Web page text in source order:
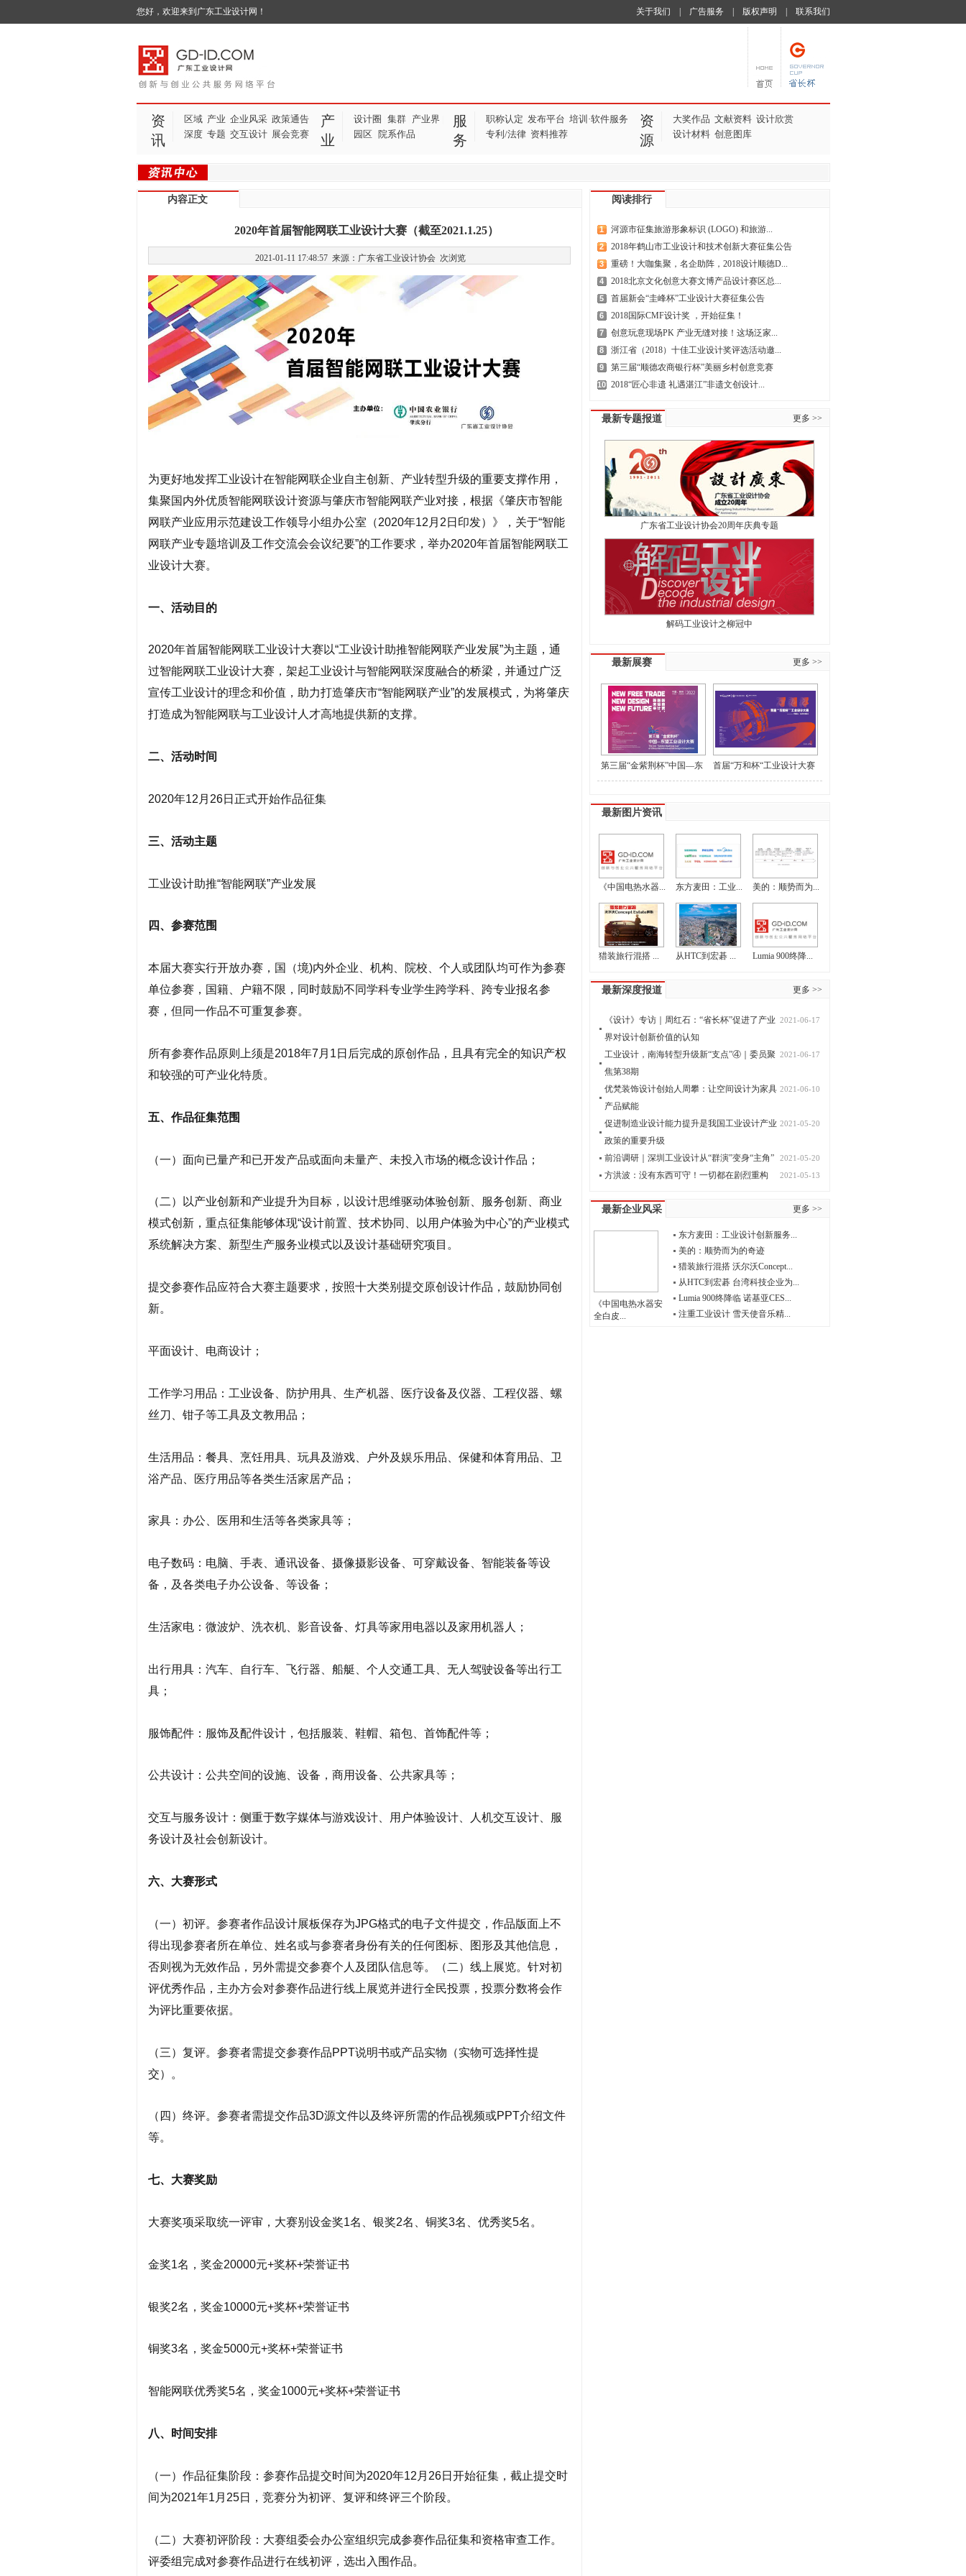
关于我们 广告服务 版权声明 联系我们
您好，欢迎来到广东工业设计网！
资
讯
区域 产业 企业风采 政策通告
深度 专题 交互设计 展会竞赛
产
业
设计圈 集群| 产业界
园区 院系作品
服
务
职称认定 发布平台 培训·软件服务
专利/法律 资料推荐
资
源
大奖作品 文献资料 设计欣赏
设计材料 创意图库
内容正文
2020年首届智能网联工业设计大赛（截至2021.1.25）
2021-01-11 17:48:57 来源：广东省工业设计协会 次浏览
为更好地发挥工业设计在智能网联企业自主创新、产业转型升级的重要支撑作用，
集聚国内外优质智能网联设计资源与肇庆市智能网联产业对接，根据《肇庆市智能
网联产业应用示范建设工作领导小组办公室（2020年12月2日印发）》，关于“智能
网联产业专题培训及工作交流会会议纪要”的工作要求，举办2020年首届智能网联工
业设计大赛。
一、活动目的
2020年首届智能网联工业设计大赛以“工业设计助推智能网联产业发展”为主题，通
过智能网联工业设计大赛，架起工业设计与智能网联深度融合的桥梁，并通过广泛
宣传工业设计的理念和价值，助力打造肇庆市“智能网联产业”的发展模式，为将肇庆
打造成为智能网联与工业设计人才高地提供新的支撑。
二、活动时间
2020年12月26日正式开始作品征集
三、活动主题
工业设计助推“智能网联”产业发展
四、参赛范围
本届大赛实行开放办赛，国（境)内外企业、机构、院校、个人或团队均可作为参赛
单位参赛，国籍、户籍不限，同时鼓励不同学科专业学生跨学科、跨专业报名参
赛，但同一作品不可重复参赛。
所有参赛作品原则上须是2018年7月1日后完成的原创作品，且具有完全的知识产权
和较强的可产业化特质。
五、作品征集范围
（一）面向已量产和已开发产品或面向未量产、未投入市场的概念设计作品；
（二）以产业创新和产业提升为目标，以设计思维驱动体验创新、服务创新、商业
模式创新，重点征集能够体现“设计前置、技术协同、以用户体验为中心”的产业模式
系统解决方案、新型生产服务业模式以及设计基础研究项目。
提交参赛作品应符合大赛主题要求，按照十大类别提交原创设计作品，鼓励协同创
新。
平面设计、电商设计；
工作学习用品：工业设备、防护用具、生产机器、医疗设备及仪器、工程仪器、螺
丝刀、钳子等工具及文教用品；
生活用品：餐具、烹饪用具、玩具及游戏、户外及娱乐用品、保健和体育用品、卫
浴产品、医疗用品等各类生活家居产品；
家具：办公、医用和生活等各类家具等；
电子数码：电脑、手表、通讯设备、摄像摄影设备、可穿戴设备、智能装备等设
备，及各类电子办公设备、等设备；
生活家电：微波炉、洗衣机、影音设备、灯具等家用电器以及家用机器人；
出行用具：汽车、自行车、飞行器、船艇、个人交通工具、无人驾驶设备等出行工
具；
服饰配件：服饰及配件设计，包括服装、鞋帽、箱包、首饰配件等；
公共设计：公共空间的设施、设备，商用设备、公共家具等；
交互与服务设计：侧重于数字媒体与游戏设计、用户体验设计、人机交互设计、服
务设计及社会创新设计。
六、大赛形式
（一）初评。参赛者作品设计展板保存为JPG格式的电子文件提交，作品版面上不
得出现参赛者所在单位、姓名或与参赛者身份有关的任何图标、图形及其他信息，
否则视为无效作品，另外需提交参赛个人及团队信息等。（二）线上展览。针对初
评优秀作品，主办方会对参赛作品进行线上展览并进行全民投票，投票分数将会作
为评比重要依据。
（三）复评。参赛者需提交参赛作品PPT说明书或产品实物（实物可选择性提
交）。
（四）终评。参赛者需提交作品3D源文件以及终评所需的作品视频或PPT介绍文件
等。
七、大赛奖励
大赛奖项采取统一评审，大赛别设金奖1名、银奖2名、铜奖3名、优秀奖5名。
金奖1名，奖金20000元+奖杯+荣誉证书
银奖2名，奖金10000元+奖杯+荣誉证书
铜奖3名，奖金5000元+奖杯+荣誉证书
智能网联优秀奖5名，奖金1000元+奖杯+荣誉证书
八、时间安排
（一）作品征集阶段：参赛作品提交时间为2020年12月26日开始征集，截止提交时
间为2021年1月25日 ，竞赛分为初评、复评和终评三个阶段。
（二）大赛初评阶段：大赛组委会办公室组织完成参赛作品征集和资格审查工作。
评委组完成对参赛作品进行在线初评，选出入围作品。
阅读排行
1 河源市征集旅游形象标识 (LOGO) 和旅游...
2 2018年鹤山市工业设计和技术创新大赛征集公告
3 重磅！大咖集聚，名企助阵，2018设计顺德D...
4 2018北京文化创意大赛文博产品设计赛区总...
5 首届新会“圭峰杯”工业设计大赛征集公告
6 2018国际CMF设计奖 ，开始征集！
7 创意玩意现场PK 产业无缝对接！这场泛家...
8 浙江省（2018）十佳工业设计奖评选活动邀...
9 第三届“顺德农商银行杯”美丽乡村创意竞赛
10 2018“匠心非遗 礼遇湛江”非遗文创设计...
更多 >>
最新专题报道
广东省工业设计协会20周年庆典专题
解码工业设计之柳冠中
更多 >>
最新展赛
第三届“金紫荆杯”中国—东
首届“万和杯“工业设计大赛
最新图片资讯
《中国电热水器... 东方麦田：工业... 美的：顺势而为...
猎装旅行混搭 ... 从HTC到宏碁 ... Lumia 900终降...
更多 >>
最新深度报道
2021-06-17
《设计》专访｜周红石：“省长杯”促进了产业
界对设计创新价值的认知
2021-06-17
工业设计，南海转型升级新“支点”④｜委员聚
焦第38期
2021-06-10
优梵装饰设计创始人周攀：让空间设计为家具
产品赋能
2021-05-20
促进制造业设计能力提升是我国工业设计产业
政策的重要升级
2021-05-20
前沿调研｜深圳工业设计从“群演”变身“主角”
2021-05-13
方洪波：没有东西可守！一切都在剧烈重构
更多 >>
最新企业风采
《中国电热水器安
全白皮...
东方麦田：工业设计创新服务...
美的：顺势而为的奇迹
猎装旅行混搭 沃尔沃Concept...
从HTC到宏碁 台湾科技企业为...
Lumia 900终降临 诺基亚CES...
注重工业设计 雪天使音乐精...